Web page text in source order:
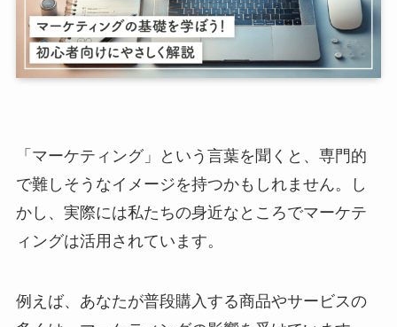
「マーケティング」という言葉を聞くと、専門的
で難しそうなイメージを持つかもしれません。し
かし、実際には私たちの身近なところでマーケテ
ィングは活用されています。
例えば、あなたが普段購入する商品やサービスの